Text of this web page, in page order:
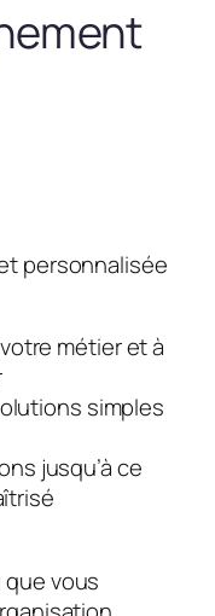
personnalisée
métier et à
simples
jusqu’à ce
vous